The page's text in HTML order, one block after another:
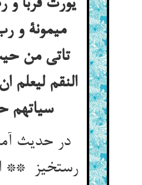
یورث قربا
میمونة و
تاتی من
النقم لیعلم
سیاتهم حسنات
در حدیث
رستخیز **